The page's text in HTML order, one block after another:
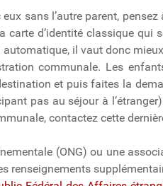
sans l’autre parent,
d’identité classique qui
il vaut donc
communale. Les
et puis faites la
pas au séjour à
contactez cette
(ONG) ou une